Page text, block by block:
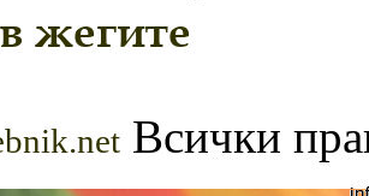
жегите
Всички